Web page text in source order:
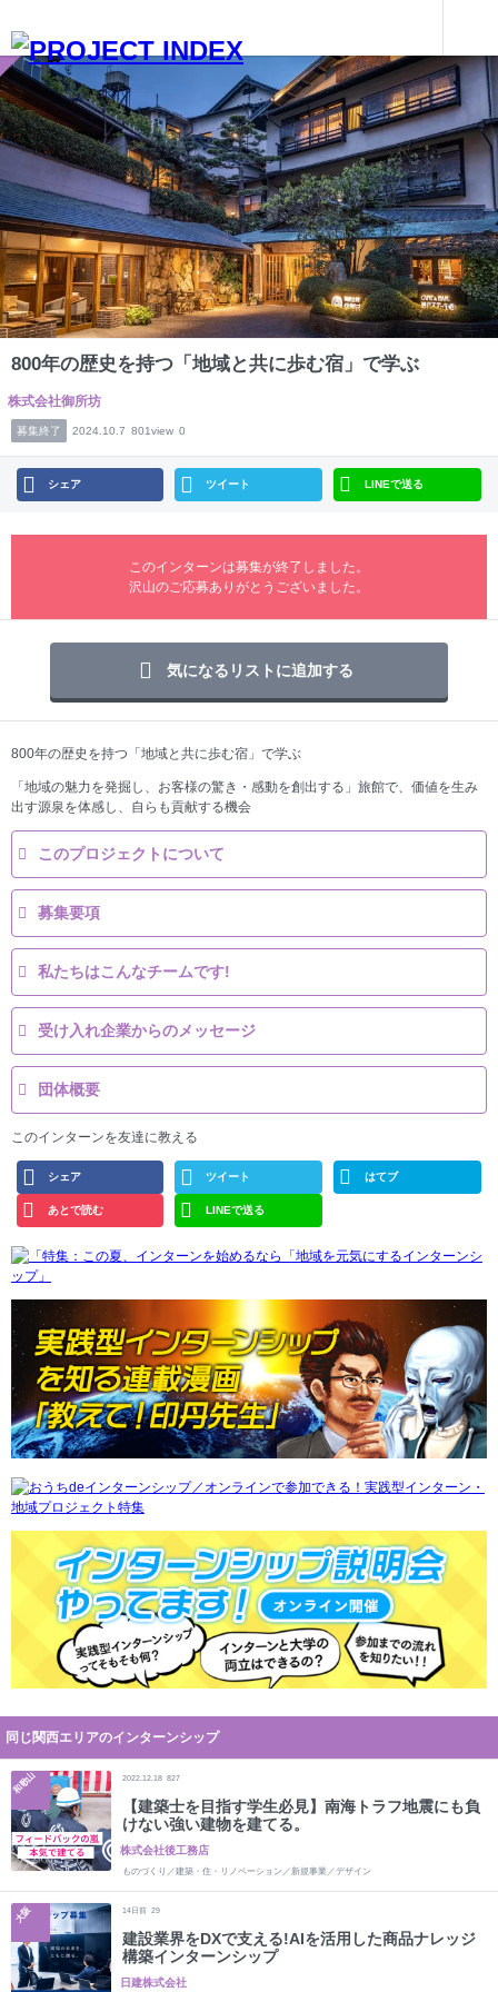
兵庫
800年の歴史を持つ「地域と共に歩む宿」で学ぶ
株式会社御所坊
募集終了 2024.10.7 801view 0
シェア ツイート LINEで送る
このインターンは募集が終了しました。
沢山のご応募ありがとうございました。
気になるリストに追加する
800年の歴史を持つ「地域と共に歩む宿」で学ぶ
「地域の魅力を発掘し、お客様の驚き・感動を創出する」旅館で、価値を生み
出す源泉を体感し、自らも貢献する機会
このプロジェクトについて
募集要項
私たちはこんなチームです!
受け入れ企業からのメッセージ
団体概要
このインターンを友達に教える
シェア ツイート はてブ
あとで読む LINEで送る
同じ関西エリアのインターンシップ
和歌山 2022.12.18 827
【建築士を目指す学生必見】南海トラフ地震にも負
けない強い建物を建てる。
株式会社後工務店
ものづくり／建築・住・リノベーション／新規事業／デザイン
大阪 14 日前 29
建設業界をDXで支える!AIを活用した商品ナレッジ
構築インターンシップ
日建株式会社